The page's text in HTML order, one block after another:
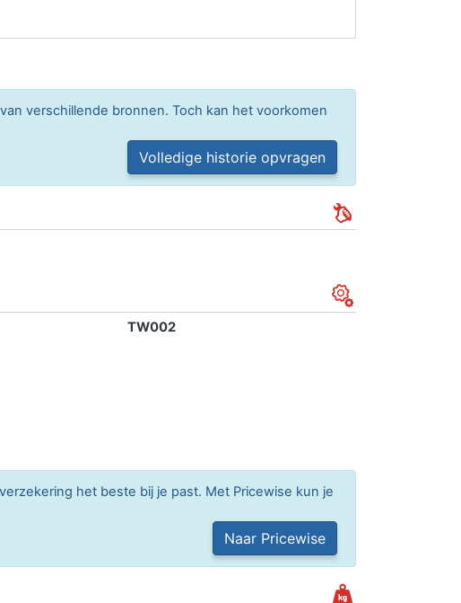
verschillende bronnen. Toch kan het voorkomen
Volledige historie opvragen
TW002
het beste bij je past. Met Pricewise kun je
Naar Pricewise